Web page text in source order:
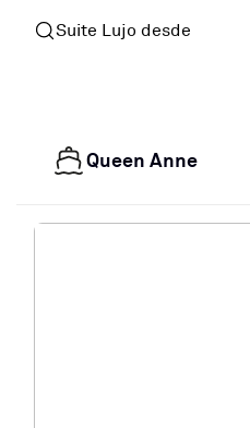
Suite Lujo desde
Queen Anne